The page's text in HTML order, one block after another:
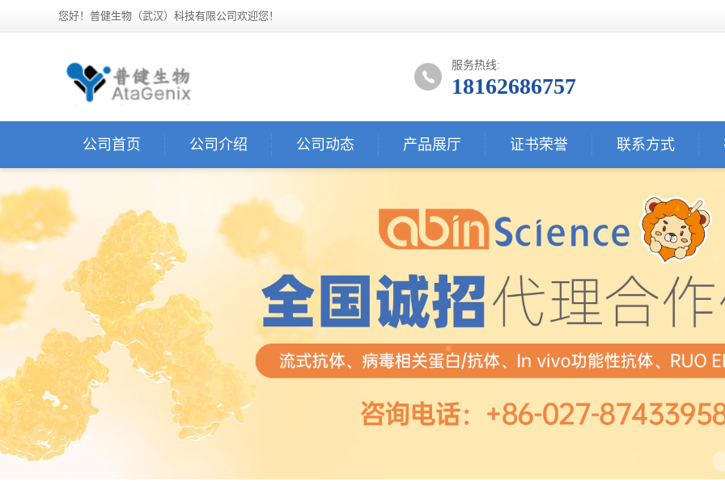
您好！普健生物（武汉）科技有限公司欢迎您！
服务热线:
18162686757
公司首页 公司介绍 公司动态 产品展厅 证书荣誉 联系方式